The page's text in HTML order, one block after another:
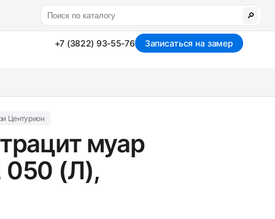
🔎
+7 (3822) 93-55-76 Записаться на замер
Центурион
муар
(Л),